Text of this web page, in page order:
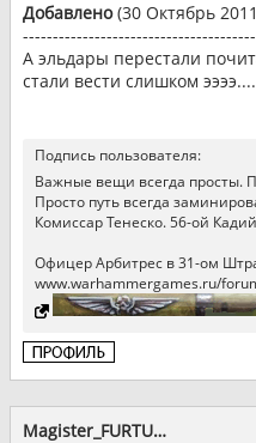
Добавлено(30 Октябрь
А эльдары перестали
стали вести слишком
Подпись пользователя:
Важные вещи всегда просты.
Просто путь всегда
Комиссар Тенеско. 56-ой
Офицер Арбитрес в 31-ом
www.warhammergames.ru/
Magister_FURTUM